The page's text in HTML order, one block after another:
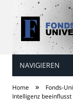
NAVIGIEREN
Home » Fonds-
Intelligenz